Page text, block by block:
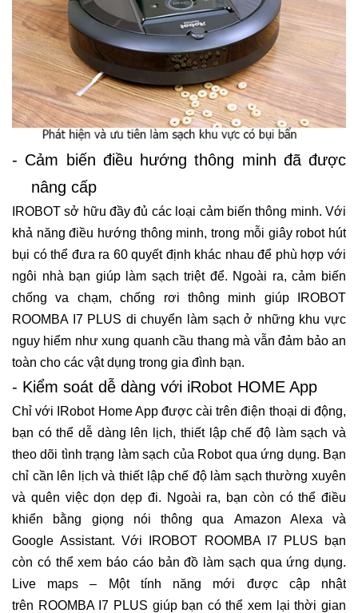
- Cảm biến điều hướng thông minh đã được
nâng cấp
IROBOT sở hữu đầy đủ các loại cảm biến thông minh. Với
khả năng điều hướng thông minh, trong mỗi giây robot hút
bụi có thể đưa ra 60 quyết định khác nhau để phù hợp với
ngôi nhà bạn giúp làm sạch triệt để. Ngoài ra, cảm biến
chống va chạm, chống rơi thông minh giúp IROBOT
ROOMBA I7 PLUS di chuyển làm sạch ở những khu vực
nguy hiểm như xung quanh cầu thang mà vẫn đảm bảo an
toàn cho các vật dụng trong gia đình bạn.
- Kiểm soát dễ dàng với iRobot HOME App
Chỉ với IRobot Home App được cài trên điện thoại di động,
bạn có thể dễ dàng lên lịch, thiết lập chế độ làm sạch và
theo dõi tình trạng làm sạch của Robot qua ứng dụng. Bạn
chỉ cần lên lịch và thiết lập chế độ làm sạch thường xuyên
và quên việc dọn dẹp đi. Ngoài ra, bạn còn có thể điều
khiển bằng giọng nói thông qua Amazon Alexa và
Google Assistant. Với IROBOT ROOMBA I7 PLUS bạn
còn có thể xem báo cáo bản đồ làm sạch qua ứng dụng.
Live maps – Một tính năng mới được cập nhật
trên ROOMBA I7 PLUS giúp bạn có thể xem lại thời gian